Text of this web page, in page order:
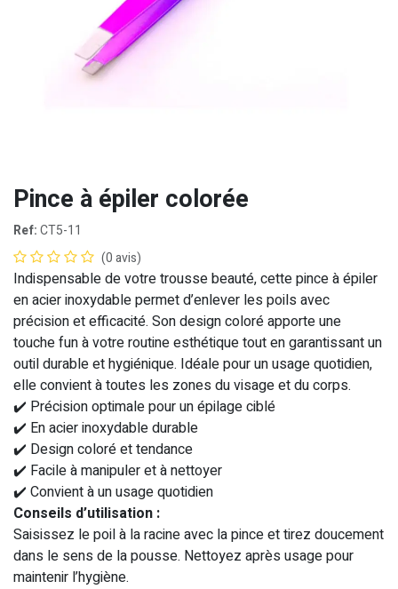
Pince à épiler colorée
Ref:CT5-11
(0 avis)
Indispensable de votre trousse beauté, cette pince à épiler
en acier inoxydable permet d’enlever les poils avec
précision et efficacité. Son design coloré apporte une
touche fun à votre routine esthétique tout en garantissant un
outil durable et hygiénique. Idéale pour un usage quotidien,
elle convient à toutes les zones du visage et du corps.
✔️ Précision optimale pour un épilage ciblé
✔️ En acier inoxydable durable
✔️ Design coloré et tendance
✔️ Facile à manipuler et à nettoyer
✔️ Convient à un usage quotidien
Conseils d’utilisation :
Saisissez le poil à la racine avec la pince et tirez doucement
dans le sens de la pousse. Nettoyez après usage pour
maintenir l’hygiène.